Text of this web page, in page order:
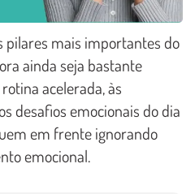
pilares mais importantes do
ainda seja bastante
acelerada, às
desafios emocionais do dia
em frente ignorando
emocional.